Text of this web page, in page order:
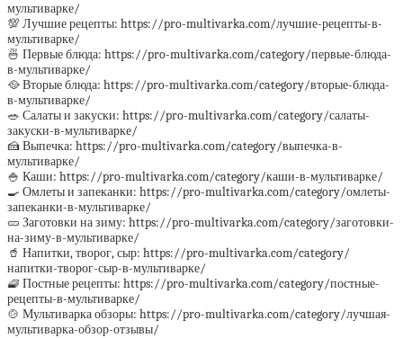
мультиварке/
💯 Лучшие рецепты: https://pro-multivarka.com/лучшие-рецепты-в-
мультиварке/
🍜 Первые блюда: https://pro-multivarka.com/category/первые-блюда-
в-мультиварке/
🥘 Вторые блюда: https://pro-multivarka.com/category/вторые-блюда-
в-мультиварке/
🥗 Салаты и закуски: https://pro-multivarka.com/category/салаты-
закуски-в-мультиварке/
🍰 Выпечка: https://pro-multivarka.com/category/выпечка-в-
мультиварке/
🍚 Каши: https://pro-multivarka.com/category/каши-в-мультиварке/
🍳 Омлеты и запеканки: https://pro-multivarka.com/category/омлеты-
запеканки-в-мультиварке/
🥒 Заготовки на зиму: https://pro-multivarka.com/category/заготовки-
на-зиму-в-мультиварке/
🥤 Напитки, творог, сыр: https://pro-multivarka.com/category/
напитки-творог-сыр-в-мультиварке/
🧇 Постные рецепты: https://pro-multivarka.com/category/постные-
рецепты-в-мультиварке/
🍲 Мультиварка обзоры: https://pro-multivarka.com/category/лучшая-
мультиварка-обзор-отзывы/